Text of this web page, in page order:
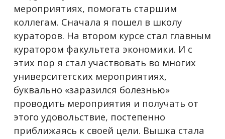
мероприятиях, помогать старшим
коллегам. Сначала я пошел в школу
кураторов. На втором курсе стал главным
куратором факультета экономики. И с
этих пор я стал участвовать во многих
университетских мероприятиях,
буквально «заразился болезнью»
проводить мероприятия и получать от
этого удовольствие, постепенно
приближаясь к своей цели. Вышка стала